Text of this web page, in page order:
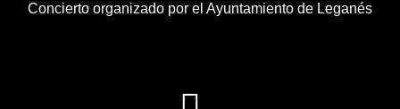
Concierto organizado por el Ayuntamiento de Leganés